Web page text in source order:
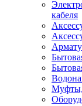
кабеля
Муфты,